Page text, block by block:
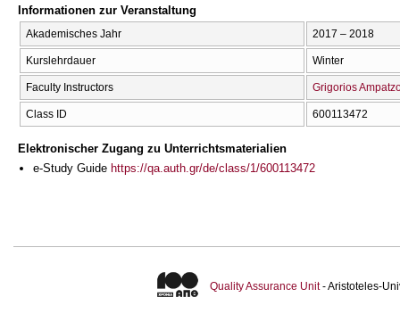
Informationen zur Veranstaltung
Akademisches Jahr 2017 – 2018
Kurslehrdauer Winter
Faculty Instructors Grigorios
Class ID 600113472
Elektronischer Zugang zu Unterrichtsmaterialien
e-Study Guide https://qa.auth.gr/de/class/1/600113472
Quality Assurance Unit- Aristoteles-